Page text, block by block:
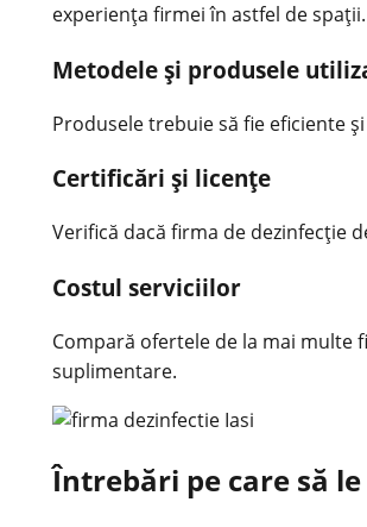
experiența firmei în astfel de spații.
Metodele și produsele
Produsele trebuie să fie eficiente
Certificări și licențe
Verifică dacă firma de dezinfecție
Costul serviciilor
Compară ofertele de la mai multe
suplimentare.
Întrebări pe care să